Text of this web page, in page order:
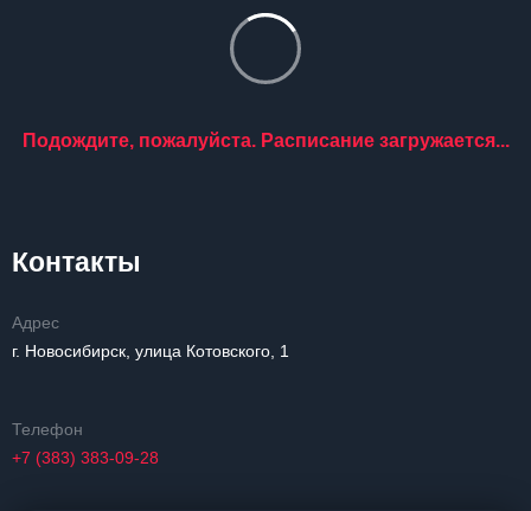
Подождите, пожалуйста. Расписание загружается...
Контакты
Адрес
г. Новосибирск, улица Котовского, 1
Телефон
+7 (383) 383-09-28